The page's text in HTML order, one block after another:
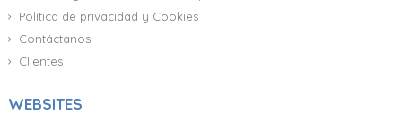
Política de privacidad y Cookies
Contáctanos
Clientes
WEBSITES